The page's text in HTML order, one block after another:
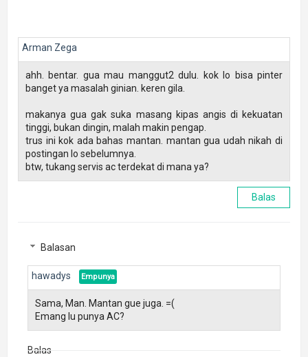
Arman Zega
ahh. bentar. gua mau manggut2 dulu. kok lo bisa pinter
banget ya masalah ginian. keren gila.
makanya gua gak suka masang kipas angis di kekuatan
tinggi, bukan dingin, malah makin pengap.
trus ini kok ada bahas mantan. mantan gua udah nikah di
postingan lo sebelumnya.
btw, tukang servis ac terdekat di mana ya?
Balas
Balasan
hawadys
Sama, Man. Mantan gue juga. =(
Emang lu punya AC?
Balas